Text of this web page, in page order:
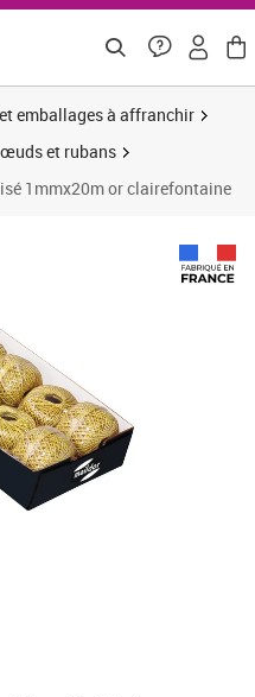
emballages à affranchir
et rubans
1mmx20m or clairefontaine